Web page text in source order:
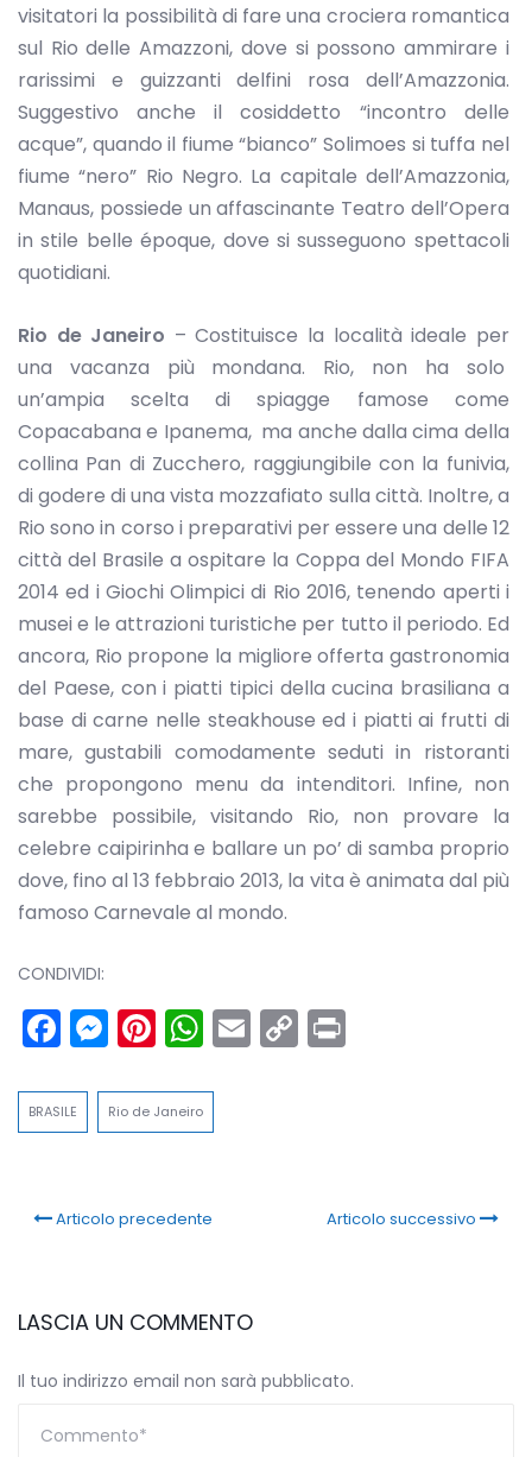
visitatori la possibilità di fare una crociera romantica
sul Rio delle Amazzoni, dove si possono ammirare i
rarissimi e guizzanti delfini rosa dell’Amazzonia.
Suggestivo anche il cosiddetto “incontro delle
acque”, quando il fiume “bianco” Solimoes si tuffa nel
fiume “nero” Rio Negro. La capitale dell’Amazzonia,
Manaus, possiede un affascinante Teatro dell’Opera
in stile belle époque, dove si susseguono spettacoli
quotidiani.
Rio de Janeiro – Costituisce la località ideale per
una vacanza più mondana. Rio, non ha solo
un’ampia scelta di spiagge famose come
Copacabana e Ipanema, ma anche dalla cima della
collina Pan di Zucchero, raggiungibile con la funivia,
di godere di una vista mozzafiato sulla città. Inoltre, a
Rio sono in corso i preparativi per essere una delle 12
città del Brasile a ospitare la Coppa del Mondo FIFA
2014 ed i Giochi Olimpici di Rio 2016, tenendo aperti i
musei e le attrazioni turistiche per tutto il periodo. Ed
ancora, Rio propone la migliore offerta gastronomia
del Paese, con i piatti tipici della cucina brasiliana a
base di carne nelle steakhouse ed i piatti ai frutti di
mare, gustabili comodamente seduti in ristoranti
che propongono menu da intenditori. Infine, non
sarebbe possibile, visitando Rio, non provare la
celebre caipirinha e ballare un po’ di samba proprio
dove, fino al 13 febbraio 2013, la vita è animata dal più
famoso Carnevale al mondo.
CONDIVIDI:
Facebook
Messenger
Pinterest
WhatsApp
Email
Copy
BRASILE Rio de Janeiro
Articolo precedente Articolo successivo
LASCIA UN COMMENTO
Il tuo indirizzo email non sarà pubblicato.